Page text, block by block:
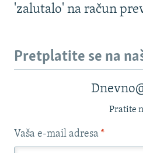
'zalutalo' na račun
Pretplatite se na
Pratite
Vaša e-mail adresa *